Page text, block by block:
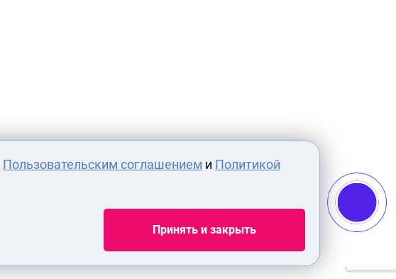
Пользовательским соглашением и Политикой
Принять и закрыть